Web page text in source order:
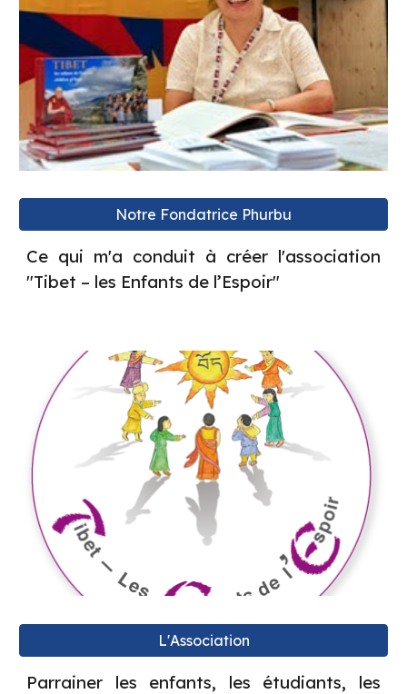
Notre Fondatrice Phurbu
Ce qui m'a conduit à créer l'association
"Tibet – les Enfants de l’Espoir"
L'Association
Parrainer les enfants, les étudiants, les